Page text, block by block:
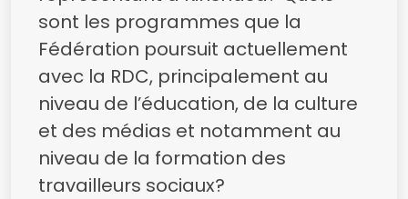
sont les programmes que la
Fédération poursuit actuellement
avec la RDC, principalement au
niveau de l’éducation, de la culture
et des médias et notamment au
niveau de la formation des
travailleurs sociaux?